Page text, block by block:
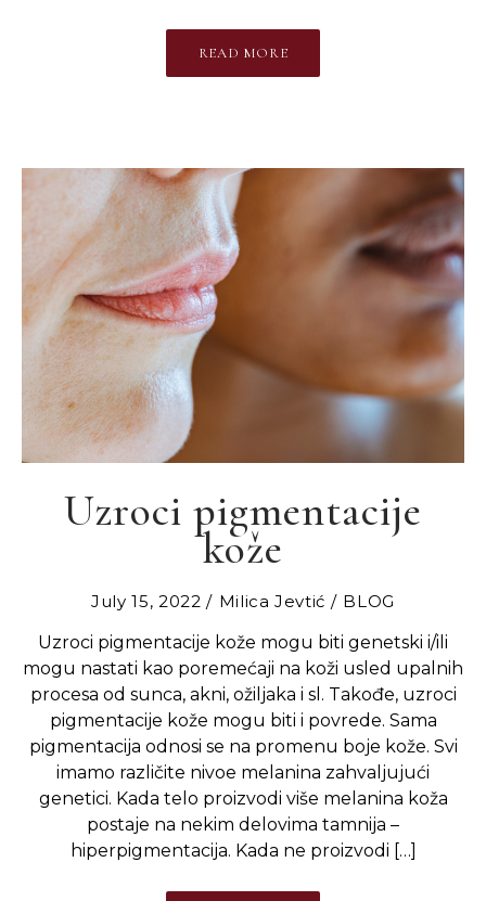
READ MORE
Uzroci pigmentacije
kože
July 15, 2022 Milica Jevtić
BLOG
Uzroci pigmentacije kože mogu biti genetski i/ili
mogu nastati kao poremećaji na koži usled upalnih
procesa od sunca, akni, ožiljaka i sl. Takođe, uzroci
pigmentacije kože mogu biti i povrede. Sama
pigmentacija odnosi se na promenu boje kože. Svi
imamo različite nivoe melanina zahvaljujući
genetici. Kada telo proizvodi više melanina koža
postaje na nekim delovima tamnija –
hiperpigmentacija. Kada ne proizvodi […]